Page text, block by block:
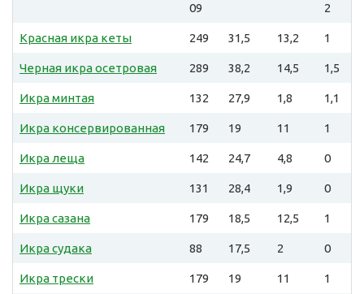
09
2
Красная икра кеты 249 31,5 13,2 1
Черная икра осетровая 289 38,2 14,5 1,5
Икра минтая 132 27,9 1,8 1,1
Икра консервированная 179 19 11 1
Икра леща 142 24,7 4,8 0
Икра щуки 131 28,4 1,9 0
Икра сазана 179 18,5 12,5 1
Икра судака 88 17,5 2 0
Икра трески 179 19 11 1